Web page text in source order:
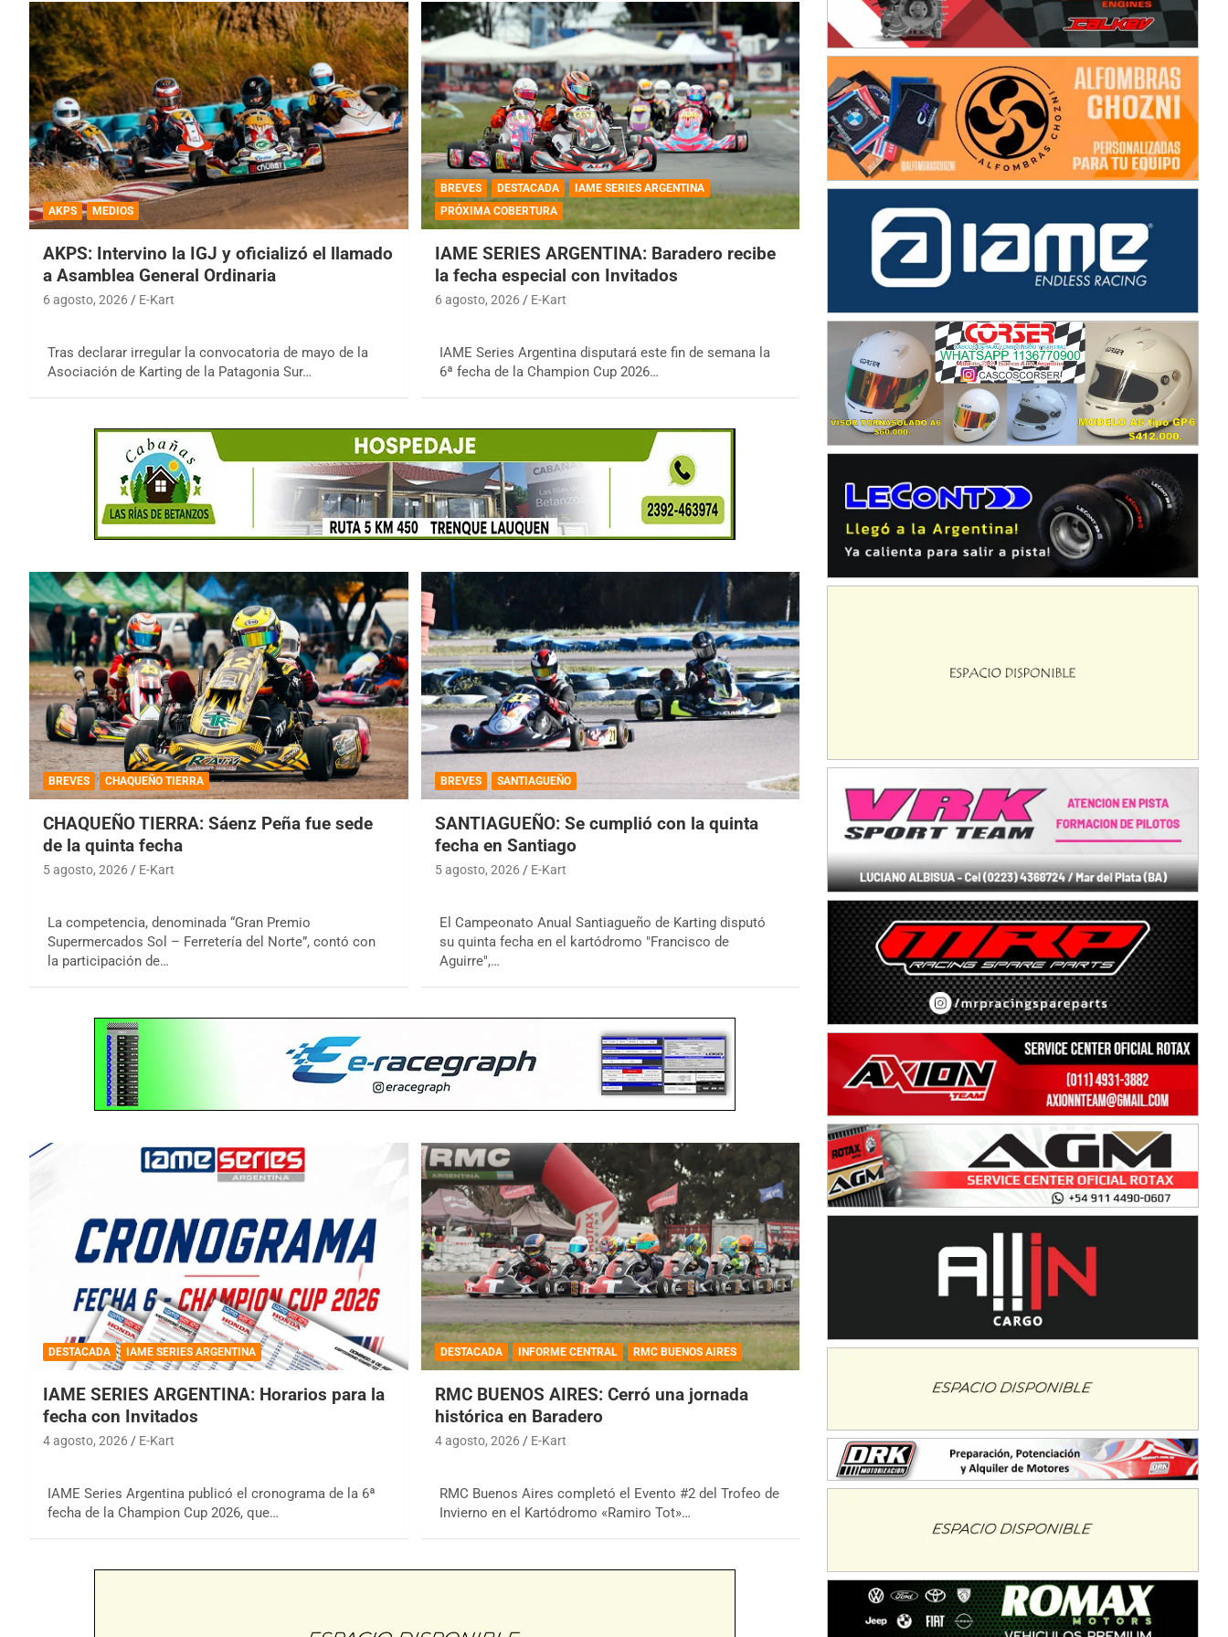
AKPS MEDIOS
AKPS: Intervino la IGJ y oficializó el llamado
a Asamblea General Ordinaria
6 agosto, 2026 E-Kart
Tras declarar irregular la convocatoria de mayo de la
Asociación de Karting de la Patagonia Sur…
BREVES DESTACADA
IAME SERIES ARGENTINA
PRÓXIMA COBERTURA
IAME SERIES ARGENTINA: Baradero recibe
la fecha especial con Invitados
6 agosto, 2026 E-Kart
IAME Series Argentina disputará este fin de semana la
6ª fecha de la Champion Cup 2026…
BREVES CHAQUEÑO TIERRA
CHAQUEÑO TIERRA: Sáenz Peña fue sede
de la quinta fecha
5 agosto, 2026 E-Kart
La competencia, denominada “Gran Premio
Supermercados Sol – Ferretería del Norte”, contó con
la participación de…
BREVES SANTIAGUEÑO
SANTIAGUEÑO: Se cumplió con la quinta
fecha en Santiago
5 agosto, 2026 E-Kart
El Campeonato Anual Santiagueño de Karting disputó
su quinta fecha en el kartódromo "Francisco de
Aguirre",…
DESTACADA IAME SERIES ARGENTINA
IAME SERIES ARGENTINA: Horarios para la
fecha con Invitados
4 agosto, 2026 E-Kart
IAME Series Argentina publicó el cronograma de la 6ª
fecha de la Champion Cup 2026, que…
DESTACADA INFORME CENTRAL RMC BUENOS AIRES
RMC BUENOS AIRES: Cerró una jornada
histórica en Baradero
4 agosto, 2026 E-Kart
RMC Buenos Aires completó el Evento #2 del Trofeo de
Invierno en el Kartódromo «Ramiro Tot»…
KDO - F6
Ciudad de Trenque Lauquen (Asfalto)
Trenque Lauquen (Buenos Aires)
ENTRERRIANO - F6 (POSTERGADA)
Parque de la Velocidad (Asfalto)
Villaguay (Entre Ríos)
VICTORIENSE - F7
Victoria (Entre Ríos)
PATAGONICO - F6
Moto Club Reginense (Tierra)
Gral. E. Godoy (Río Negro)
CSK - F7
Juventud Unida (Tierra)
Humboldt (Santa Fe)
NORESTE SANTAFESINO - F6
Ciudad de Avellaneda (Asfalto)
Avellaneda (Santa Fe)
SUR SANTAFESINO - F4
Rufino (Santa Fe)
TUCUMANO - F5
Juan Navarro (Asfalto)
El Timbó (Tucumán)